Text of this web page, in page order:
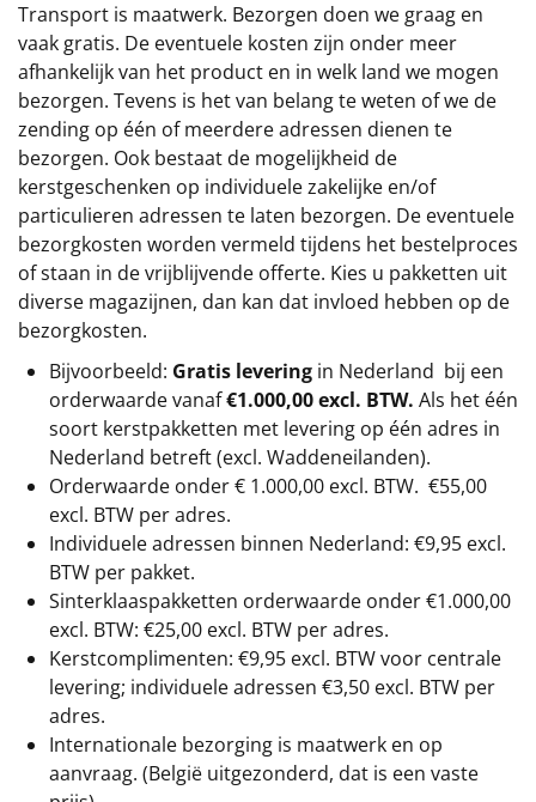
Transport is maatwerk. Bezorgen doen we graag en
vaak gratis. De eventuele kosten zijn onder meer
afhankelijk van het product en in welk land we mogen
bezorgen. Tevens is het van belang te weten of we de
zending op één of meerdere adressen dienen te
bezorgen. Ook bestaat de mogelijkheid de
kerstgeschenken op individuele zakelijke en/of
particulieren adressen te laten bezorgen. De eventuele
bezorgkosten worden vermeld tijdens het bestelproces
of staan in de vrijblijvende offerte. Kies u pakketten uit
diverse magazijnen, dan kan dat invloed hebben op de
bezorgkosten.
Bijvoorbeeld: Gratis levering in Nederland bij een
orderwaarde vanaf€1.000,00 excl. BTW. Als het één
soort kerstpakketten met levering op één adres in
Nederland betreft (excl. Waddeneilanden).
Orderwaarde onder € 1.000,00 excl. BTW. €55,00
excl. BTW per adres.
Individuele adressen binnen Nederland: €9,95 excl.
BTW per pakket.
Sinterklaaspakketten orderwaarde onder €1.000,00
excl. BTW: €25,00 excl. BTW per adres.
Kerstcomplimenten: €9,95 excl. BTW voor centrale
levering; individuele adressen €3,50 excl. BTW per
adres.
Internationale bezorging is maatwerk en op
aanvraag. (België uitgezonderd, dat is een vaste